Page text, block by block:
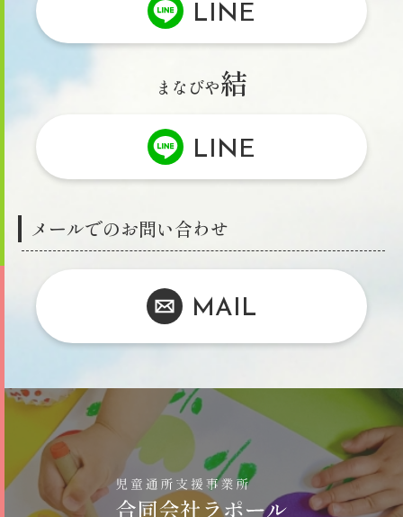
LINE
まなびや結
LINE
メールでのお問い合わせ
MAIL